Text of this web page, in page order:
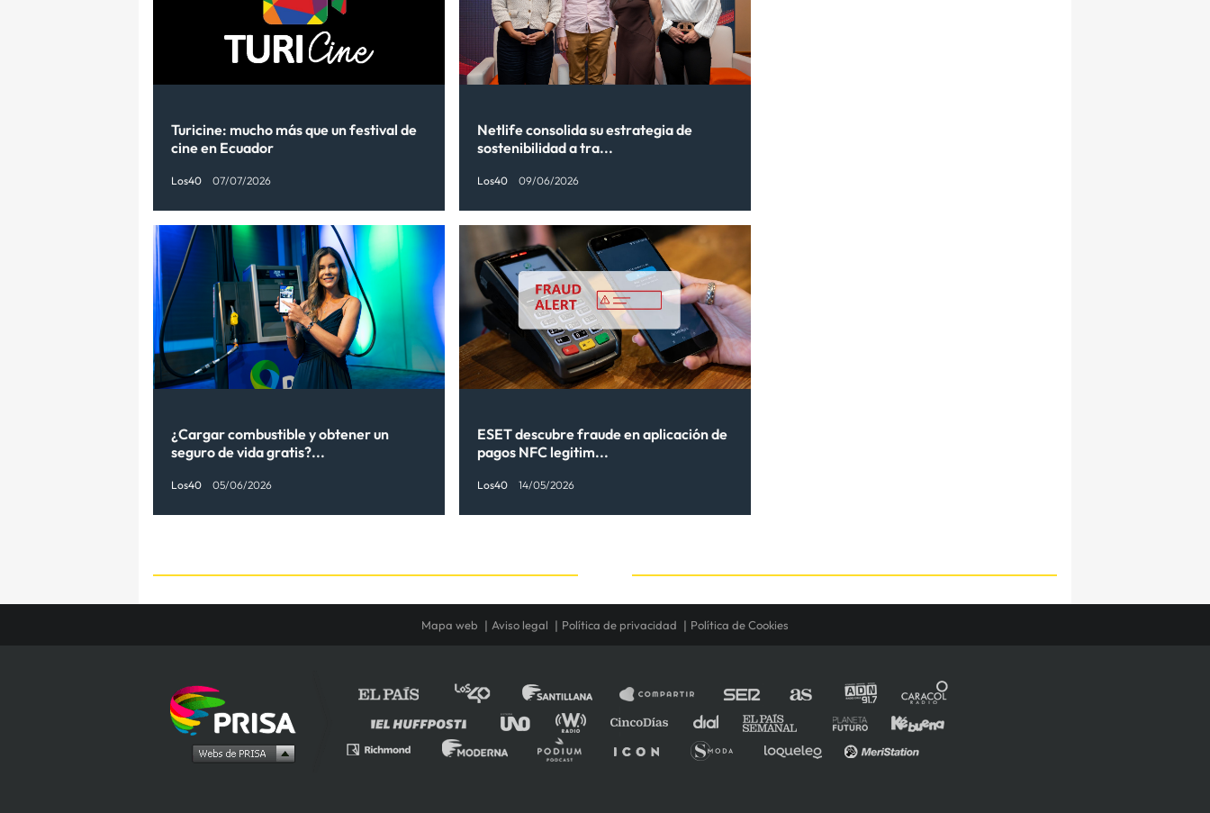
Turicine: mucho más que un festival de
cine en Ecuador
Los40 07/07/2026
Netlife consolida su estrategia de
sostenibilidad a tra...
Los40 09/06/2026
¿Cargar combustible y obtener un
seguro de vida gratis?...
Los40 05/06/2026
ESET descubre fraude en aplicación de
pagos NFC legitim...
Los40 14/05/2026
Mapa web Aviso legal Política de privacidad Política de Cookies